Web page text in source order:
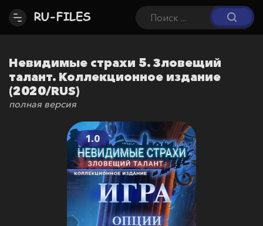
Невидимые страхи 5. Зловещий
талант. Коллекционное издание
(2020/RUS)
полная версия
1.0